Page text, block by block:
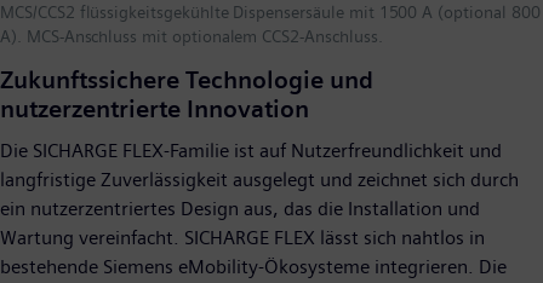
MCS/CCS2 flüssigkeitsgekühlte Dispensersäule mit 1500 A (optional 800
A). MCS-Anschluss mit optionalem CCS2-Anschluss.
Zukunftssichere Technologie und
nutzerzentrierte Innovation
Die SICHARGE FLEX-Familie ist auf Nutzerfreundlichkeit und
langfristige Zuverlässigkeit ausgelegt und zeichnet sich durch
ein nutzerzentriertes Design aus, das die Installation und
Wartung vereinfacht. SICHARGE FLEX lässt sich nahtlos in
bestehende Siemens eMobility-Ökosysteme integrieren. Die